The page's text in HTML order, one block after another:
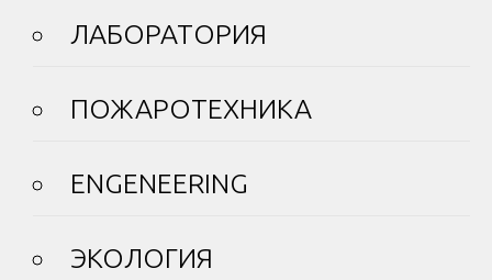
ЛАБОРАТОРИЯ
ПОЖАРОТЕХНИКА
ENGENEERING
ЭКОЛОГИЯ